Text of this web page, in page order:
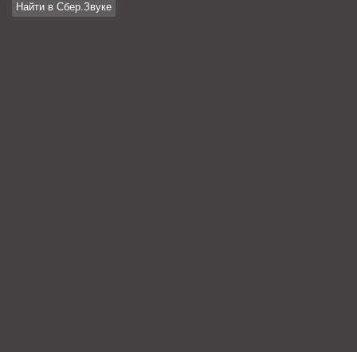
Найти в Сбер.Звуке